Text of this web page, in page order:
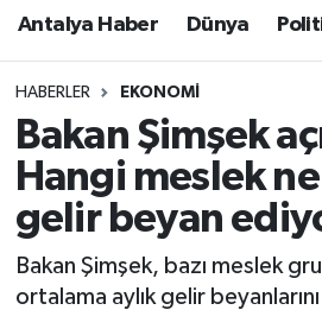
Antalya Haber Dünya
HABERLER EKONOMI
Bakan Şimşek
Hangi meslek
gelir beyan
Bakan Şimşek, bazı meslek
ortalama aylık gelir
Genel
Güncel
Güvenlik
Tüm Manşetler
Son Dakika Haberleri
Haber Arşivi